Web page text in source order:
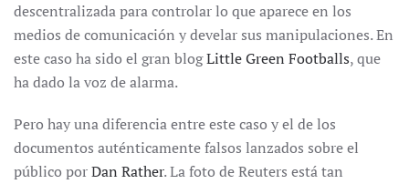
descentralizada para controlar lo que aparece en los
medios de comunicación y develar sus manipulaciones. En
este caso ha sido el gran blogLittle Green Footballs, que
ha dado la voz de alarma.
Pero hay una diferencia entre este caso y el de los
documentos auténticamente falsos lanzados sobre el
público porDan Rather. La foto de Reuters está tan